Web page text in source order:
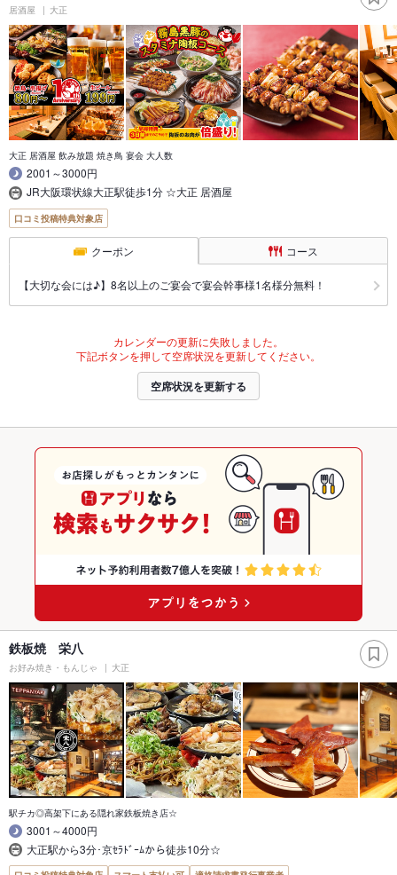
居酒屋 大正
大正 居酒屋 飲み放題 焼き鳥 宴会 大人数
2001～3000円
JR大阪環状線大正駅徒歩1分 ☆大正 居酒屋
口コミ投稿特典対象店
クーポン コース
【大切な会には♪】8名以上のご宴会で宴会幹事様1名様分無料！
カレンダーの更新に失敗しました。
下記ボタンを押して空席状況を更新してください。
空席状況を更新する
鉄板焼 栄八
お好み焼き・もんじゃ 大正
駅チカ◎高架下にある隠れ家鉄板焼き店☆
3001～4000円
大正駅から3分･京ｾﾗﾄﾞｰﾑから徒歩10分☆